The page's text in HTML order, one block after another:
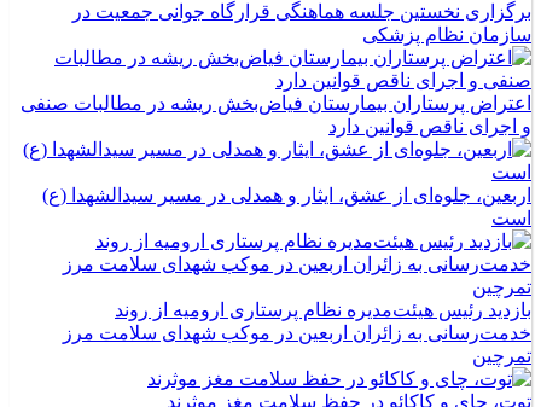
برگزاری نخستین جلسه هماهنگی قرارگاه جوانی جمعیت در
سازمان نظام پزشکی
اعتراض پرستاران بیمارستان فیاض‌بخش ریشه در مطالبات صنفی
و اجرای ناقص قوانین دارد
اربعین، جلوه‌ای از عشق، ایثار و همدلی در مسیر سیدالشهدا (ع)
است
بازدید رئیس هیئت‌مدیره نظام پرستاری ارومیه از روند
خدمت‌رسانی به زائران اربعین در موکب شهدای سلامت مرز
تمرچین
توت، چای و کاکائو در حفظ سلامت مغز موثرند